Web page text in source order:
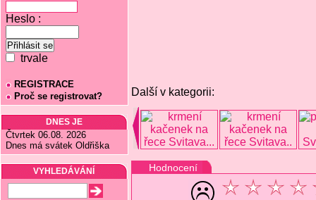
Heslo :
trvale
REGISTRACE
Proč se registrovat?
DNES JE
Čtvrtek 06.08. 2026
Dnes má svátek Oldřiška
VYHLEDÁVÁNÍ
Další v kategorii:
Hodnocení